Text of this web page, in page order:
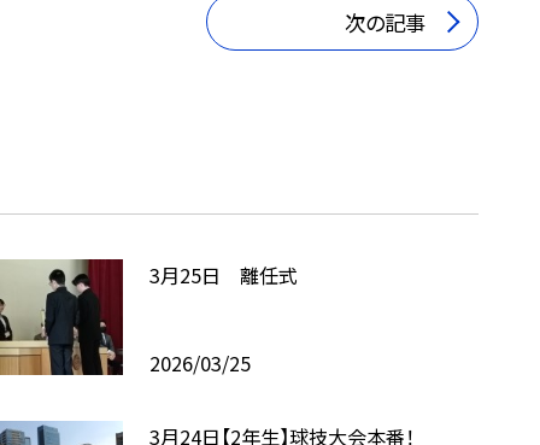
次の記事
3月25日 離任式
2026/03/25
3月24日【2年生】球技大会本番！